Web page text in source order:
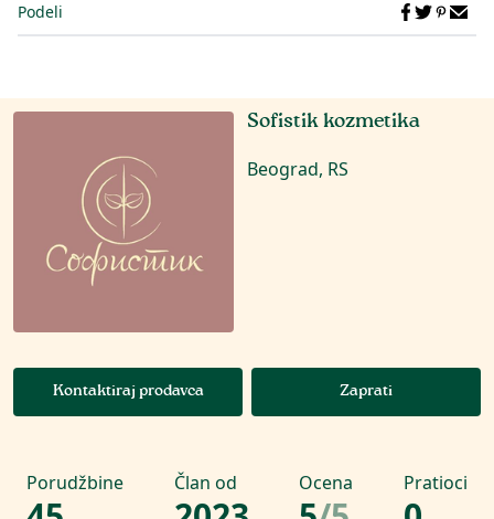
Podeli
Sofistik kozmetika
Beograd, RS
Kontaktiraj prodavca Zaprati
Porudžbine Član od Ocena Pratioci